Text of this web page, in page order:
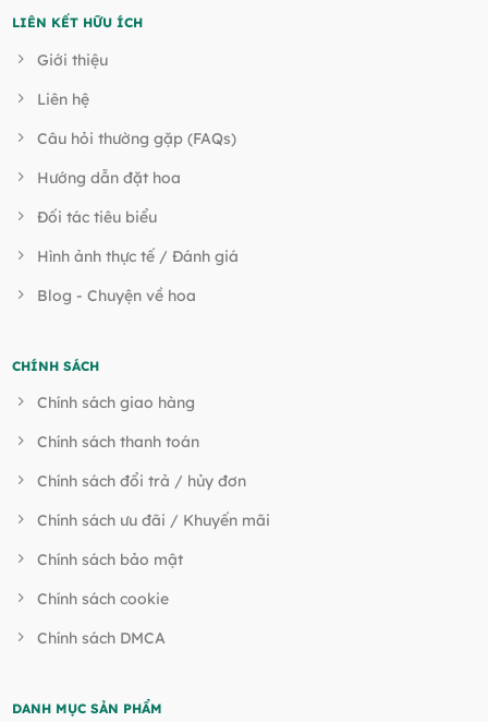
LIÊN KẾT HỮU ÍCH
Giới thiệu
Liên hệ
Câu hỏi thường gặp (FAQs)
Hướng dẫn đặt hoa
Đối tác tiêu biểu
Hình ảnh thực tế / Đánh giá
Blog - Chuyện về hoa
CHÍNH SÁCH
Chính sách giao hàng
Chính sách thanh toán
Chính sách đổi trả / hủy đơn
Chính sách ưu đãi / Khuyến mãi
Chính sách bảo mật
Chính sách cookie
Chính sách DMCA
DANH MỤC SẢN PHẨM